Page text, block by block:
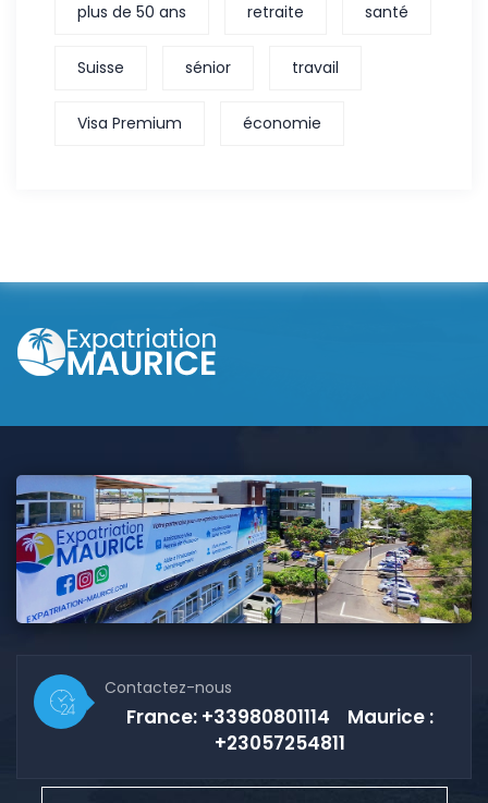
plus de 50 ans retraite santé
Suisse sénior travail
Visa Premium économie
Contactez-nous
France: +33980801114 Maurice :
+23057254811